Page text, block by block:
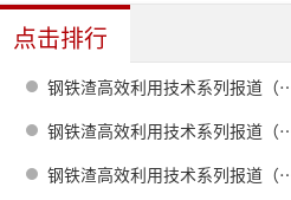
点击排行
钢铁渣高效利用技术系列报道（一） 室兰钢铁厂用钢渣骨料配制重混凝土的研究
钢铁渣高效利用技术系列报道（二） 鹿岛钢铁厂钢铁渣利用技术的开发
钢铁渣高效利用技术系列报道（五） 八幡厂钢铁渣的利用